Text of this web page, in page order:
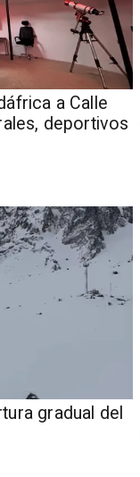
a Calle
deportivos
gradual del